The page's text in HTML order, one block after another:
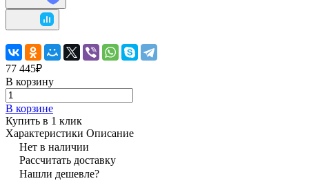
77 445₽
В корзину
В корзине
Купить в 1 клик
Характеристики Описание
Нет в наличии
Рассчитать доставку
Нашли дешевле?